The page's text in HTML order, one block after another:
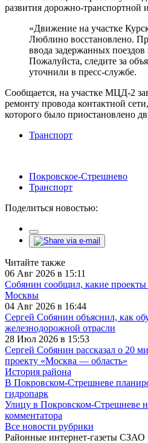
развития дорожно-транспортной
«Движение на участке
Люблино восстановлено.
ввода задержанных поездов
Пожалуйста, следите за
уточнили в пресс-службе.
Сообщается, на участке МЦД-2
ремонту провода контактной
которого было приостановлено
Транспорт
Покровское-Стрешнево
Транспорт
Поделиться новостью:
Читайте также
06 Авг 2026 в 15:11
Собянин сообщил, какие проекты
Москвы
04 Авг 2026 в 16:44
Сергей Собянин объяснил, как
железнодорожной отрасли
28 Июл 2026 в 15:53
Сергей Собянин рассказал о 20
проекту «Москва — область»
История района
В Покровском-Стрешневе
гидропарк
Улицу в Покровском-Стрешневе
комментатора
Все новости рубрики
Районные интернет-газеты СЗАО